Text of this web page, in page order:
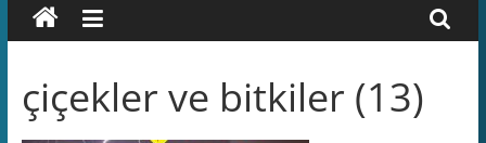
RESMİ
WEB
çiçekler ve bitkiler (13)